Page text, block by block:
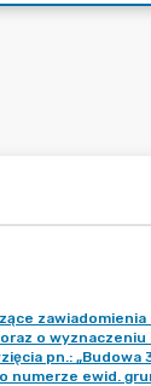
o
pn.:
ewid.